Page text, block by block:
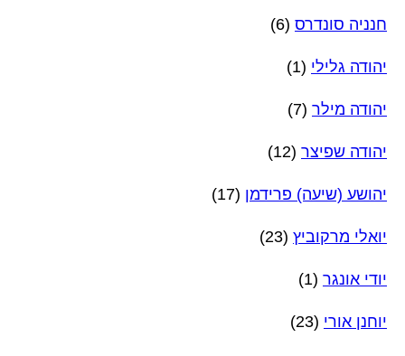
חנניה סונדרס (6)
יהודה גלילי (1)
יהודה מילר (7)
יהודה שפיצר (12)
יהושע (שיעה) פרידמן (17)
יואלי מרקוביץ (23)
יודי אונגר (1)
יוחנן אורי (23)